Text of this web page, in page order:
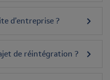
d’entreprise ?
de réintégration ?